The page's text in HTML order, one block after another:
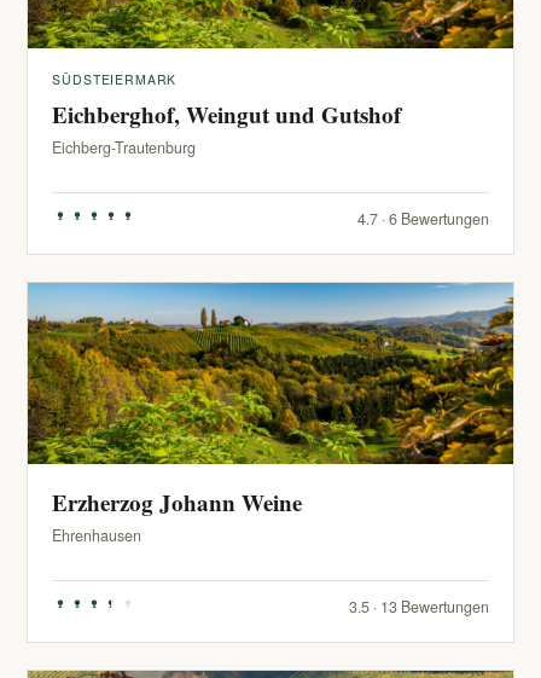
SÜDSTEIERMARK
Eichberghof, Weingut und Gutshof
Eichberg-Trautenburg
4.7 · 6 Bewertungen
Erzherzog Johann Weine
Ehrenhausen
3.5 · 13 Bewertungen